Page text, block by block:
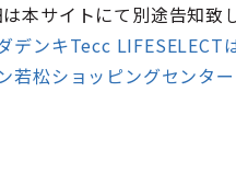
本サイトにて別途告知致
デンキTecc LIFESELECT
若松ショッピングセンタ